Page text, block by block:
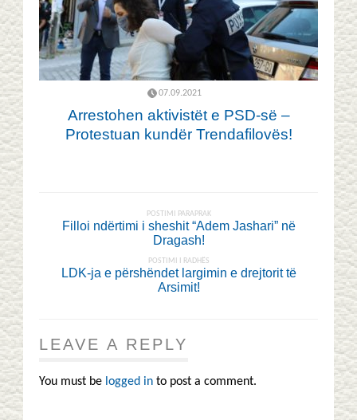
07.09.2021
Arrestohen aktivistët e PSD-së –
Protestuan kundër Trendafilovës!
POSTIMI PARAPRAK
Filloi ndërtimi i sheshit “Adem Jashari” në
Dragash!
POSTIMI I RADHËS
LDK-ja e përshëndet largimin e drejtorit të
Arsimit!
LEAVE A REPLY
You must be logged in to post a comment.